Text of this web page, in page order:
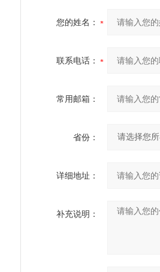
您的姓名：
联系电话：
常用邮箱：
省份：
详细地址：
补充说明：